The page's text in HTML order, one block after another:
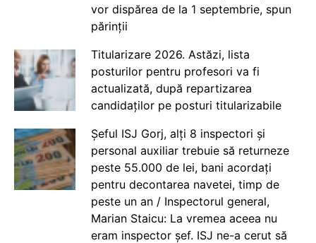
vor dispărea de la 1 septembrie, spun
părinții
Titularizare 2026. Astăzi, lista
posturilor pentru profesori va fi
actualizată, după repartizarea
candidaților pe posturi titularizabile
Șeful ISJ Gorj, alți 8 inspectori și
personal auxiliar trebuie să returneze
peste 55.000 de lei, bani acordați
pentru decontarea navetei, timp de
peste un an / Inspectorul general,
Marian Staicu: La vremea aceea nu
eram inspector șef. ISJ ne-a cerut să